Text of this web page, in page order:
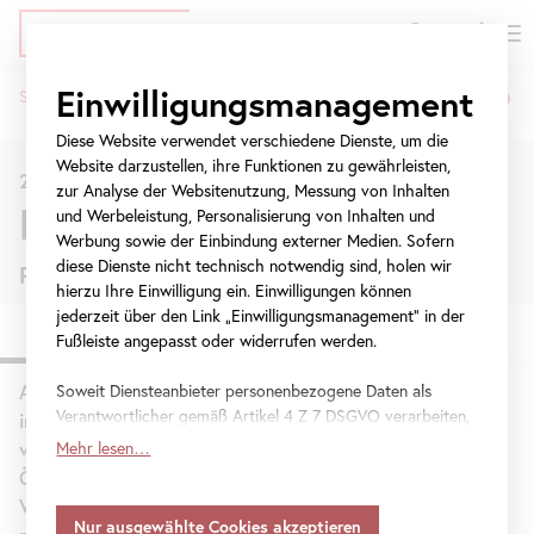
zum
Meta-
Navigation
springen
Navigation
springenPfadnavigation
Startseite Ausstellungen Erwin Wurm
2. Juni 2017 10. September 2017
Erwin Wurm
Performative Skulpturen
An Erwin Wurm führt 2017 kein Weg vorbei. Er ist
international in mehreren großen Ausstellungen
vertreten und bespielt neben Brigitte Kowanz den
Österreichischen Pavillon bei der Kunstbiennale in
Venedig. Das 21er Haus zeigt ab Juni seine
Einwilligungsmanagement
Diese Website verwendet verschiedene Dienste, um die
Website darzustellen, ihre Funktionen zu gewährleisten,
zur Analyse der Websitenutzung, Messung von Inhalten
und Werbeleistung, Personalisierung von Inhalten und
Werbung sowie der Einbindung externer Medien. Sofern
diese Dienste nicht technisch notwendig sind, holen wir
hierzu Ihre Einwilligung ein. Einwilligungen können
jederzeit über den Link „Einwilligungsmanagement“ in der
Fußleiste angepasst oder widerrufen werden.
Soweit Diensteanbieter personenbezogene Daten als
Verantwortlicher gemäß Artikel 4 Z 7 DSGVO verarbeiten,
gilt Ihre Einwilligung auch für die Weitergabe an den
Daten in Staaten ohne Vorliegen eines
Mehr lesen…